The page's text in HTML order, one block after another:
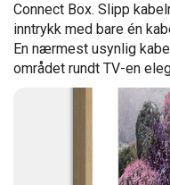
Connect Box. Slipp
inntrykk med bare én
En nærmest usynlig
området rundt TV-en